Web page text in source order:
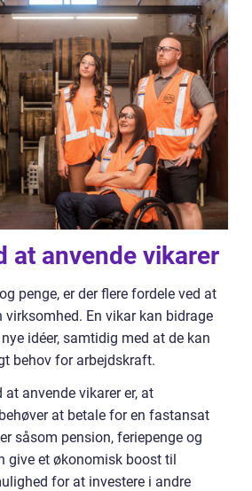
at anvende vikarer
penge, er der flere fordele ved at
virksomhed. En vikar kan bidrage
idéer, samtidig med at de kan
behov for arbejdskraft.
at anvende vikarer er, at
at betale for en fastansat
såsom pension, feriepenge og
give et økonomisk boost til
for at investere i andre